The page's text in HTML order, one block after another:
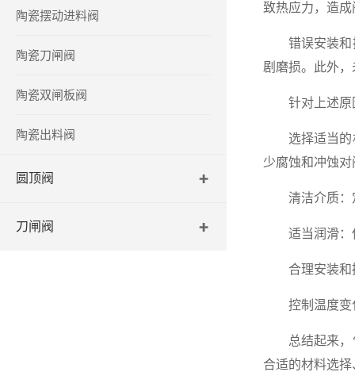
陶瓷摆动进料阀
陶瓷刀闸阀
陶瓷双闸板阀
陶瓷出料阀
圆顶阀
刀闸阀
致热应力，造
错误安装和操
剧磨损。此外
针对上述原因
选择适当的
少腐蚀和冲蚀
清洁介质：定
适当润滑：使
合理安装和操
控制温度变化
总结起来，气
合适的材料选